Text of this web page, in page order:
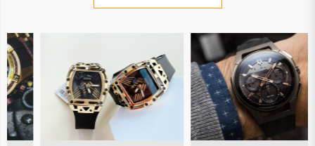
Mặt đỏ nổi bật là điểm nhấn đặc biệt của chiếc
đồng hồ nữ AMICA, tạo nên sự cuốn hút và nổi
bật giữa đám đông. Màu đỏ tượng trưng cho
sự lãng mạn, năng động và đầy sức sống, là
lựa chọn hoàn hảo cho phụ nữ trẻ trung và
năng động muốn thể hiện phong cách cá nhân
mạnh mẽ.